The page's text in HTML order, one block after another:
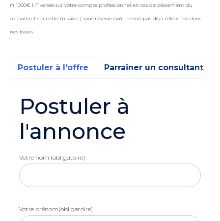
(*) 1000€ HT versés sur votre compte professionnel en cas de placement du
consultant sur cette mission | sous réserve qu'il ne soit pas déjà référencé dans
nos bases.
Postuler à l'offre Parrainer un consultant
Postuler à
l'annonce
Votre nom (obligatoire)
Votre prénom(obligatoire)